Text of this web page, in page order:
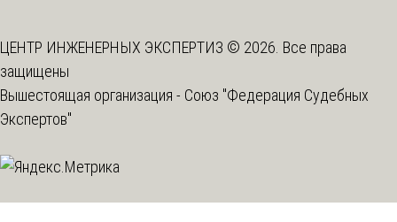
ЦЕНТР ИНЖЕНЕРНЫХ ЭКСПЕРТИЗ © 2026. Все права
защищены
Вышестоящая организация - Союз "Федерация Судебных
Экспертов"